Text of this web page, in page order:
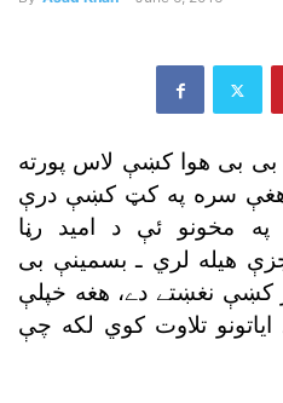
بى هوا کښې لاس پورته
سره په کټ کښې درې
مخونو ئې د اميد رڼا
هيله لري ـ بسمينې بى
کښې نغښتے دے، هغه خپلې
تلاوت کوي لکه چې